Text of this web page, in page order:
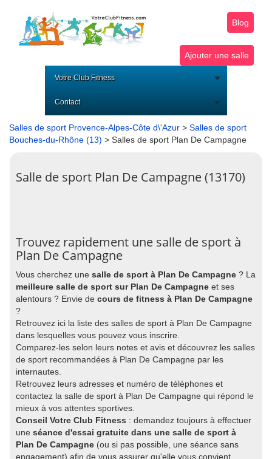
Blog
Ajouter une salle
Votre Club Fitness
Contact
Salles de sport Provence-Alpes-Côte d\'Azur > Salles de sport
Bouches-du-Rhône (13) > Salles de sport Plan De Campagne
Salle de sport Plan De Campagne (13170)
Trouvez rapidement une salle de sport à
Plan De Campagne
Vous cherchez une salle de sport à Plan De Campagne ? La
meilleure salle de sport sur Plan De Campagne et ses
alentours ? Envie de cours de fitness à Plan De Campagne
?
Retrouvez ici la liste des salles de sport à Plan De Campagne
dans lesquelles vous pouvez vous inscrire.
Comparez-les selon leurs notes et avis et découvrez les salles
de sport recommandées à Plan De Campagne par les
internautes.
Retrouvez leurs adresses et numéro de téléphones et
contactez la salle de sport à Plan De Campagne qui répond le
mieux à vos attentes sportives.
Conseil Votre Club Fitness : demandez toujours à effectuer
une séance d'essai gratuite dans une salle de sport à
Plan De Campagne (ou si pas possible, une séance sans
engagement) afin de vous assurer qu'elle vous convient.